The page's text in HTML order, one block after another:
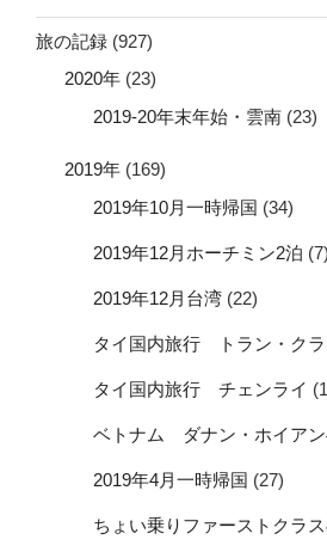
旅の記録 (927)
2020年 (23)
2019-20年末年始・雲南 (23)
2019年 (169)
2019年10月一時帰国 (34)
2019年12月ホーチミン2泊 (7)
2019年12月台湾 (22)
タイ国内旅行 トラン・ク
タイ国内旅行 チェンライ
ベトナム ダナン・ホイア
2019年4月一時帰国 (27)
ちょい乗りファーストクラ